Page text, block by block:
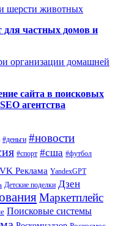
шерсти животных
для частных домов и
организации домашней
сайта в поисковых
агентства
#деньги #новости
#спорт #сша #футбол
VK Реклама YandexGPT
Детские поделки Дзен
Маркетплейс
Поисковые системы